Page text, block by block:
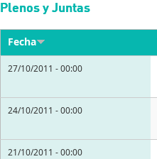
Pasar al contenido principal
Plenos y Juntas
Fecha
27/10/2011 - 00:00
24/10/2011 - 00:00
21/10/2011 - 00:00